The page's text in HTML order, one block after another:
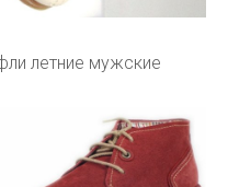
летние мужские